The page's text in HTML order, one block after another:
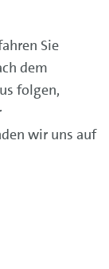
Sie
dem
folgen,
wir uns auf